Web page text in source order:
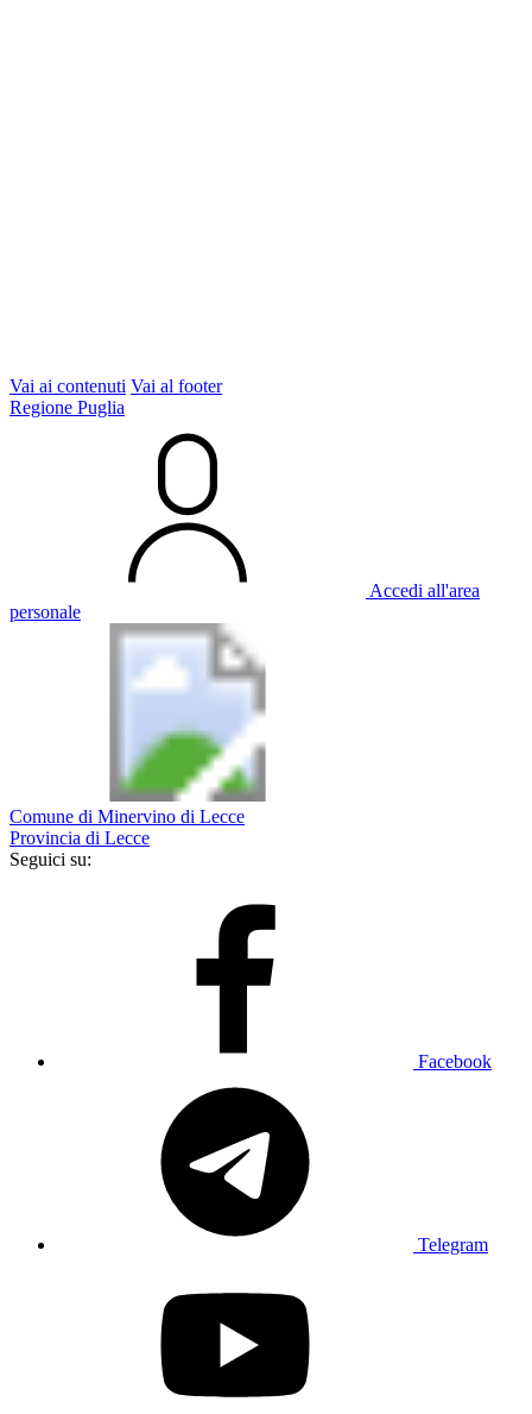
Vai ai contenuti Vai al footer
Regione Puglia
Accedi all'area
personale
Comune di Minervino di Lecce
Provincia di Lecce
Seguici su:
Facebook
Telegram